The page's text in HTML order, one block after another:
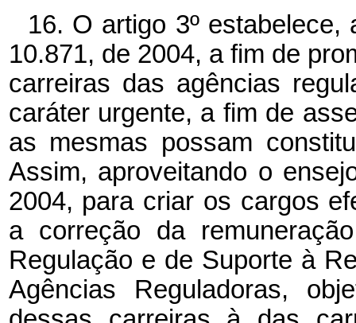
16. O artigo 3º
10.871, de 2004, a fim de
carreiras das agências
caráter urgente, a fim de
as mesmas possam
Assim, aproveitando o
2004, para criar os cargos
a correção da
Regulação e de Suporte à
Agências Reguladoras,